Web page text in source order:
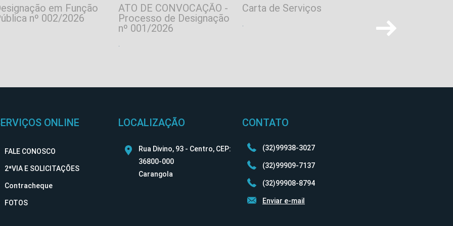
em Função
nº 002/2026
ATO DE CONVOCAÇÃO -
Processo de Designação
nº 001/2026
.
Carta de Serviços
.
ONLINE
FALE CONOSCO
2ªVIA E SOLICITAÇÕES
Contracheque
FOTOS
LOCALIZAÇÃO
Rua Divino, 93 - Centro, CEP:
36800-000
Carangola
CONTATO
(32)99938-3027
(32)99909-7137
(32)99908-8794
Enviar e-mail